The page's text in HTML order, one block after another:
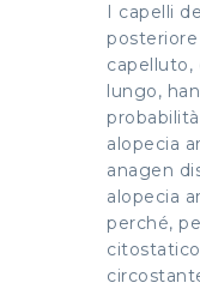
I capelli
capelluto,
lungo,
alopecia
anagen
alopecia
perché,